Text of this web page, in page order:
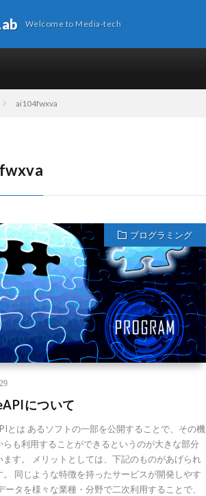
Welcome to Media-tech
ai104fwxva
プログラミング
について
とは あるソフトの一部を公開することで、その機
らも利用することができるというのが大きな部分
ます。 メリットとしては、下記のものがあげられ
。 同じような特徴を持ったサービスが開発しやす
ータを様々な業種・分野で二次利用することで、